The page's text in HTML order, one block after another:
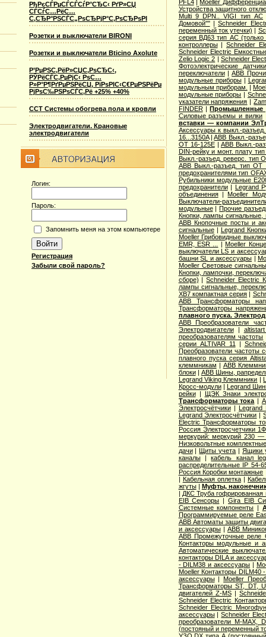
РђРєСЃРµСЃСЃСѓР°СЂС‹ РґР»СЏ
СЃСѓС…РёС…
С‚СЂР°РЅСЃС„РѕСЂРјР°С‚РѕСЂРѕРІ
Розетки и выключатели BIRONI
Розетки и выключатели Bticino Axolute
Р’РµРЅС‚РёР»СЏС‚РѕСЂС‹,
РЎРёСЃС‚РµРјС‹ РѕС…
Р»Р°Р¶РґРµРЅРёСЏ, РїРѕРІС‹С€РµРЅРёРµ
РјРѕС‰РЅРѕСЃС‚Рё +25% +40%
ССТ Системы обогрева пола и кровли
Электродвигатели. Крановые
электродвигатели
Логин:
Пароль:
Запомнить меня на этом компьютере
Регистрация
Забыли свой пароль?
PFL4|Moeller
Устройства защитного
Multi 9 DPN.. VIGI тип AС
Домовой""|Schneider
переменный ток утечки) |
серия ВД63 тип АС (только
контроллеры| Schneider
Schneider Electric
Zelio Logic 2 | Schneider
Фотоэлектрические датчики
переключатели|ABB
модульные приборы|
модульным приборам.
|
модульные приборы |
указатели напряжения |
FINDER|Промышленные
Cиловые разъемы и вилки
вставки — компании
Аксессуары к выкл.-
16...3150A|ABB Выкл.-
OT 16-125E| ABB Выкл.-
DIN-рейку и монт. плату
Выкл.-разъед. реверс. тип
ABB Выкл.-разъед. тип OT
предохранителями тип
Рубильники модульные
предохранители| Legrand
объединения|Moeller
Выключатели-
модульные|Прочие
Кнопки, лампы сигнальные,
ABB Кнопочные посты и
сигнальные| Legrand
Moeller Грибовидные
EMR, ESR ...
|Moeller
выключатели LS и
башни SL и аксессуары |
Moeller Световые
Кнопки, лампочки,
сборе) |Schneider Electric
лампы сигнальные,
XB7 компактная серия |
ABB Трансформаторы
Трансформаторы
плавного пуска.
ABB Преобразователи
Электродвигатели|
преобразователям частоты
серии ALTIVAR 11
|
Преобразователи частоты
плавного пуска серия
клеммникам | ABB
блоки| ABB Шины,
Legrand Viking Клеммники |
Кросс-модули| Legrand
рейки| ЩЭК Знаки
Трансформаторы тока |
Электросчётчики| Legrand
Legrand Электросчётчики |
Electric Трансформаторы
Россия Электросчетчики
меркурий: меркурий 230 —
Низковольтные
дачи|Щиты учета |Ящики
каналы|кабель канал
распределительные IP 54-
Россия Коробки монтажные
| Кабельная оплетка|
жгуты| Муфты,
| ДКС Труба гофрированная
EIB Сенсоры |Gira EIB
Системные компоненты |
Программируемые реле
ABB Автоматы защиты
и аксессуары|ABB
ABB Промежуточные реле
Контакторы модульные и
Автоматические
контакторы DILA и
- DILM38 и аксессуары |
Moeller Контакторы DILM40
аксессуары|Moeller
Трансформаторы ST, DT,
двигателей Z-MS|
Schneider Electric
Schneider Electric
аксессуары|Schneider
преобразователи M-MAX,
(постояный и переменный